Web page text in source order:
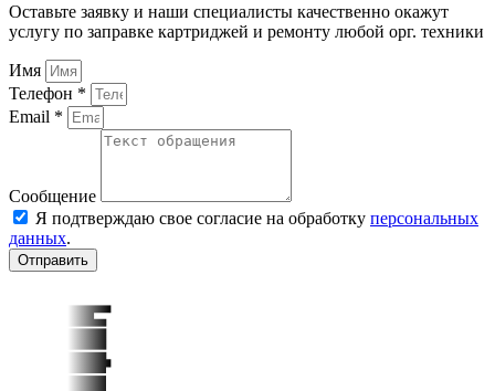
Оставьте заявку и наши специалисты качественно окажут
услугу по заправке картриджей и ремонту любой орг. техники
Имя
Телефон *
Email *
Сообщение
Я подтверждаю свое согласие на обработку персональных
данных.
Отправить